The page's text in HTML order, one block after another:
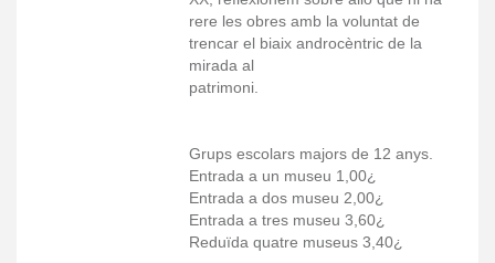
rere les obres amb la voluntat de
trencar el biaix androcèntric de la
mirada al
patrimoni.
Grups escolars majors de 12 anys.
Entrada a un museu 1,00¿
Entrada a dos museu 2,00¿
Entrada a tres museu 3,60¿
Reduïda quatre museus 3,40¿